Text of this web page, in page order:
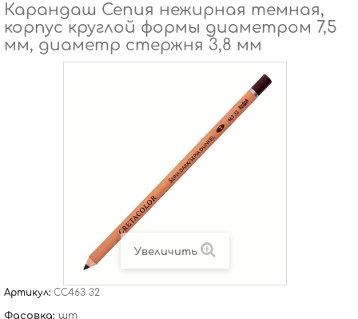
Карандаш Сепия нежирная темная,
корпус круглой формы диаметром 7,5
мм, диаметр стержня 3,8 мм
Увеличить
Артикул: CC463 32
Фасовка: шт